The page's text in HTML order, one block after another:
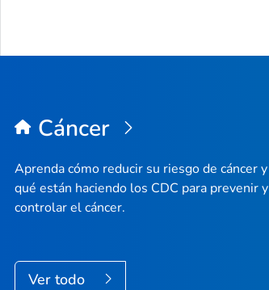
Cáncer
Aprenda cómo reducir su riesgo de cáncer y
qué están haciendo los CDC para prevenir y
controlar el cáncer.
Ver todo